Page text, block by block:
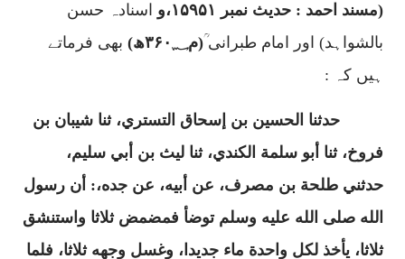
(مسند احمد : حدیث نمبر ۱۵۹۵۱،و
اسنادہ حسن
بالشواہد) اور امام طبرانی ؒ(م۳۶۰؁ھ)
بھی فرماتے
ہیں کہ :
حدثنا الحسين بن إسحاق التستري، ثنا شيبان بن
فروخ، ثنا أبو سلمة الكندي، ثنا ليث بن أبي سليم،
حدثني طلحة بن مصرف، عن أبيه، عن جده،: أن رسول
الله صلى الله عليه وسلم توضأ فمضمض ثلاثا واستنشق
ثلاثا، يأخذ لكل واحدة ماء جديدا، وغسل وجهه ثلاثا، فلما